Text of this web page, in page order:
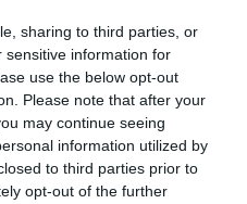
sharing to third parties, or
sensitive information for
use the below opt-out
Please note that after your
may continue seeing
information utilized by
to third parties prior to
opt-out of the further
les 7
à faire